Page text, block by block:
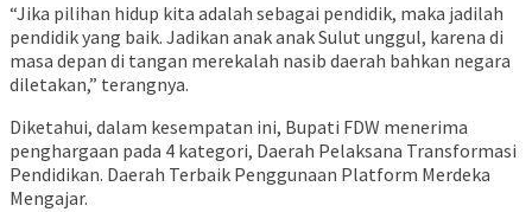
“Jika pilihan hidup kita adalah sebagai pendidik, maka jadilah
pendidik yang baik. Jadikan anak anak Sulut unggul, karena di
masa depan di tangan merekalah nasib daerah bahkan negara
diletakan,” terangnya.
Diketahui, dalam kesempatan ini, Bupati FDW menerima
penghargaan pada 4 kategori, Daerah Pelaksana Transformasi
Pendidikan. Daerah Terbaik Penggunaan Platform Merdeka
Mengajar.